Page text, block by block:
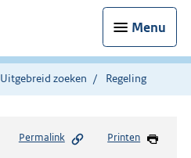
Menu
Uitgebreid zoeken Regeling
Permalink Printen